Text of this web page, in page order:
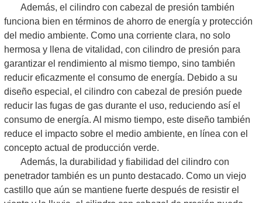
Además, el cilindro con cabezal de presión también
funciona bien en términos de ahorro de energía y protección
del medio ambiente. Como una corriente clara, no solo
hermosa y llena de vitalidad, con cilindro de presión para
garantizar el rendimiento al mismo tiempo, sino también
reducir eficazmente el consumo de energía. Debido a su
diseño especial, el cilindro con cabezal de presión puede
reducir las fugas de gas durante el uso, reduciendo así el
consumo de energía. Al mismo tiempo, este diseño también
reduce el impacto sobre el medio ambiente, en línea con el
concepto actual de producción verde.
Además, la durabilidad y fiabilidad del cilindro con
penetrador también es un punto destacado. Como un viejo
castillo que aún se mantiene fuerte después de resistir el